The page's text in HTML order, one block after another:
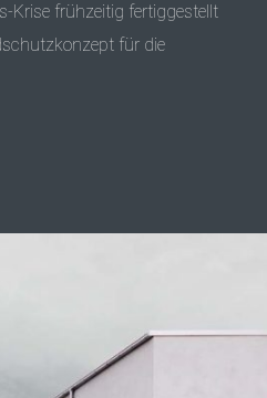
Krise frühzeitig fertiggestellt
für die